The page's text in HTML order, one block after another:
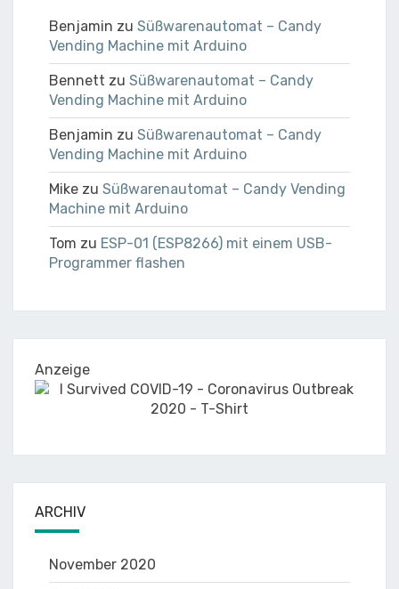
Benjamin zu Süßwarenautomat – Candy
Vending Machine mit Arduino
Bennett zu Süßwarenautomat – Candy
Vending Machine mit Arduino
Benjamin zu Süßwarenautomat – Candy
Vending Machine mit Arduino
Mike zu Süßwarenautomat – Candy Vending
Machine mit Arduino
Tom zu ESP-01 (ESP8266) mit einem USB-
Programmer flashen
Anzeige
ARCHIV
November 2020